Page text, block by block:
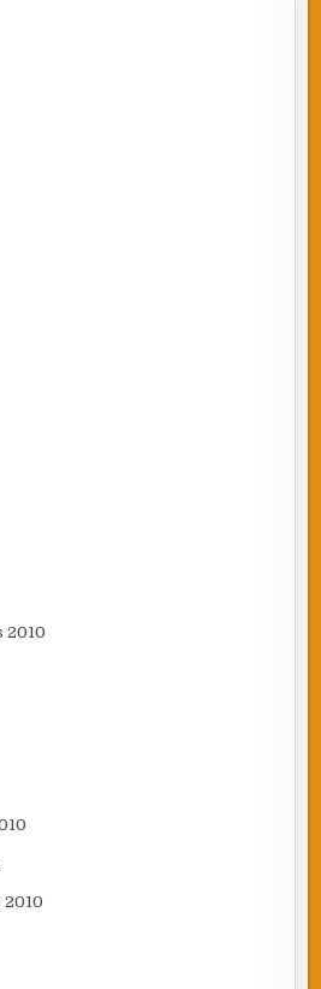
2010